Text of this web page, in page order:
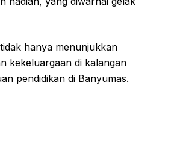
hanya menunjukkan
kekeluargaan di kalangan
pendidikan di Banyumas.